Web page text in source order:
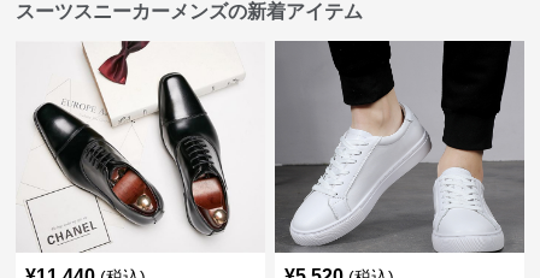
スーツスニーカーメンズの新着アイテム